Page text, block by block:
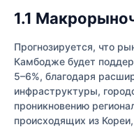
1.1
Прогнозируется, что
Камбодже будет
5–6%, благодаря
инфраструктуры,
проникновению
происходящих из